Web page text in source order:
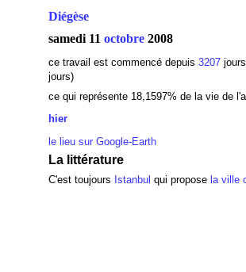
Diégèse
samedi 11 octobre2008
ce travail est commencé depuis 3207jours
jours)
ce qui représente 18,1597% de la vie de
hier
le lieu sur Google-Earth
La littérature
C'est toujours Istanbul qui propose la ville